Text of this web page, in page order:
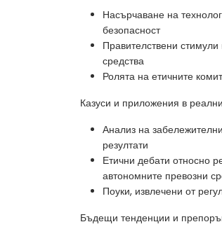
Насърчаване на
безопасност
Правителствени
средства
Ролята на етичните
Казуси и приложения в
Анализ на
резултати
Етични дебати относно
автономните превозни
Поуки, извлечени от
Бъдещи тенденции и